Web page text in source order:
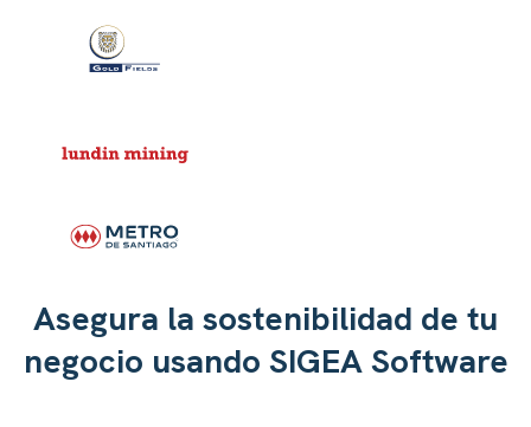
Asegura la sostenibilidad de tu
negocio usando SIGEA Software